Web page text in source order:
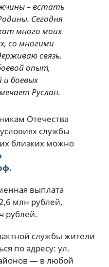
– встать
Сегодня
много моих
со многими
связь.
опыт,
и боевых
Руслан.
Отечества
службы
близких можно
выплата
млн рублей,
рублей.
службы жители
по адресу: ул.
— в любой